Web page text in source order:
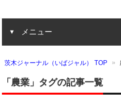
メニュー
茨木ジャーナル（いばジャル） TOP
「農業」タグの記事一覧